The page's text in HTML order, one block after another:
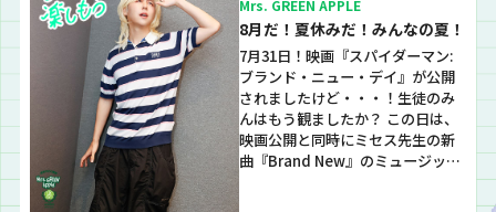
Mrs. GREEN APPLE
8月だ！夏休みだ！みんなの夏！
7月31日！映画『スパイダーマン:
ブランド・ニュー・デイ』が公開
されましたけど・・・！生徒のみ
んはもう観ましたか？ この日は、
映画公開と同時にミセス先生の新
曲『Brand New』のミュージック